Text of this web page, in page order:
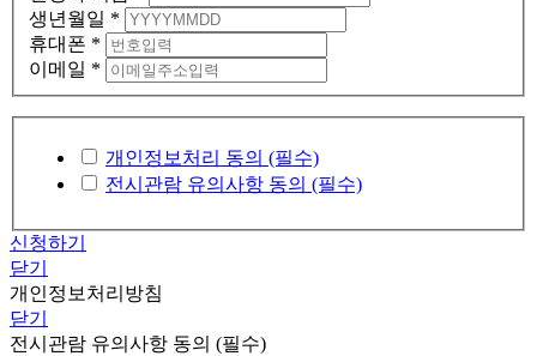
생년월일 *
휴대폰 *
이메일 *
개인정보처리 동의 (필수)
전시관람 유의사항 동의 (필수)
신청하기
닫기
개인정보처리방침
닫기
전시관람 유의사항 동의 (필수)